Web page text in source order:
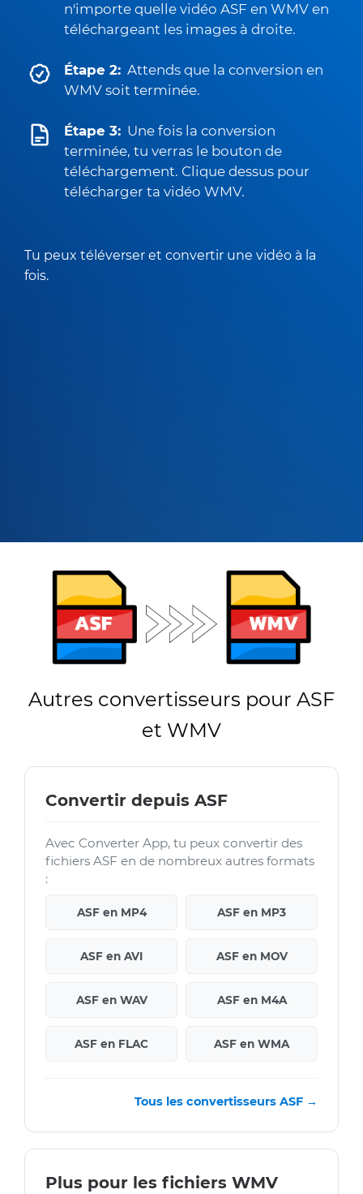
n'importe quelle vidéo ASF en WMV en
téléchargeant les images à droite.
Étape 2: Attends que la conversion en
WMV soit terminée.
Étape 3: Une fois la conversion
terminée, tu verras le bouton de
téléchargement. Clique dessus pour
télécharger ta vidéo WMV.
Tu peux téléverser et convertir une vidéo à la
fois.
Autres convertisseurs pour ASF
et WMV
Convertir depuis ASF
Avec Converter App, tu peux convertir des
fichiers ASF en de nombreux autres formats
:
ASF en MP4 ASF en MP3
ASF en AVI ASF en MOV
ASF en WAV ASF en M4A
ASF en FLAC ASF en WMA
Tous les convertisseurs ASF →
Plus pour les fichiers WMV